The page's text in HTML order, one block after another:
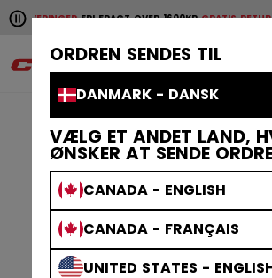
ORDREN SENDES TIL
DANMARK - DANSK
VÆLG ET ANDET LAND,
ØNSKER AT SENDE
CANADA - ENGLISH
CANADA - FRANÇAIS
UNITED STATES -
Pause the horizontal scroll
LEVERINGERFRI FRAGT OVER 1600KRGRATIS RETUR
Hurtige leveringer